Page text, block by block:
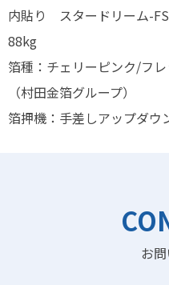
内貼り スタードリーム-
88kg
箔種：チェリーピンク/フ
（村田金箔グループ）
箔押機：手差しアップダ
お